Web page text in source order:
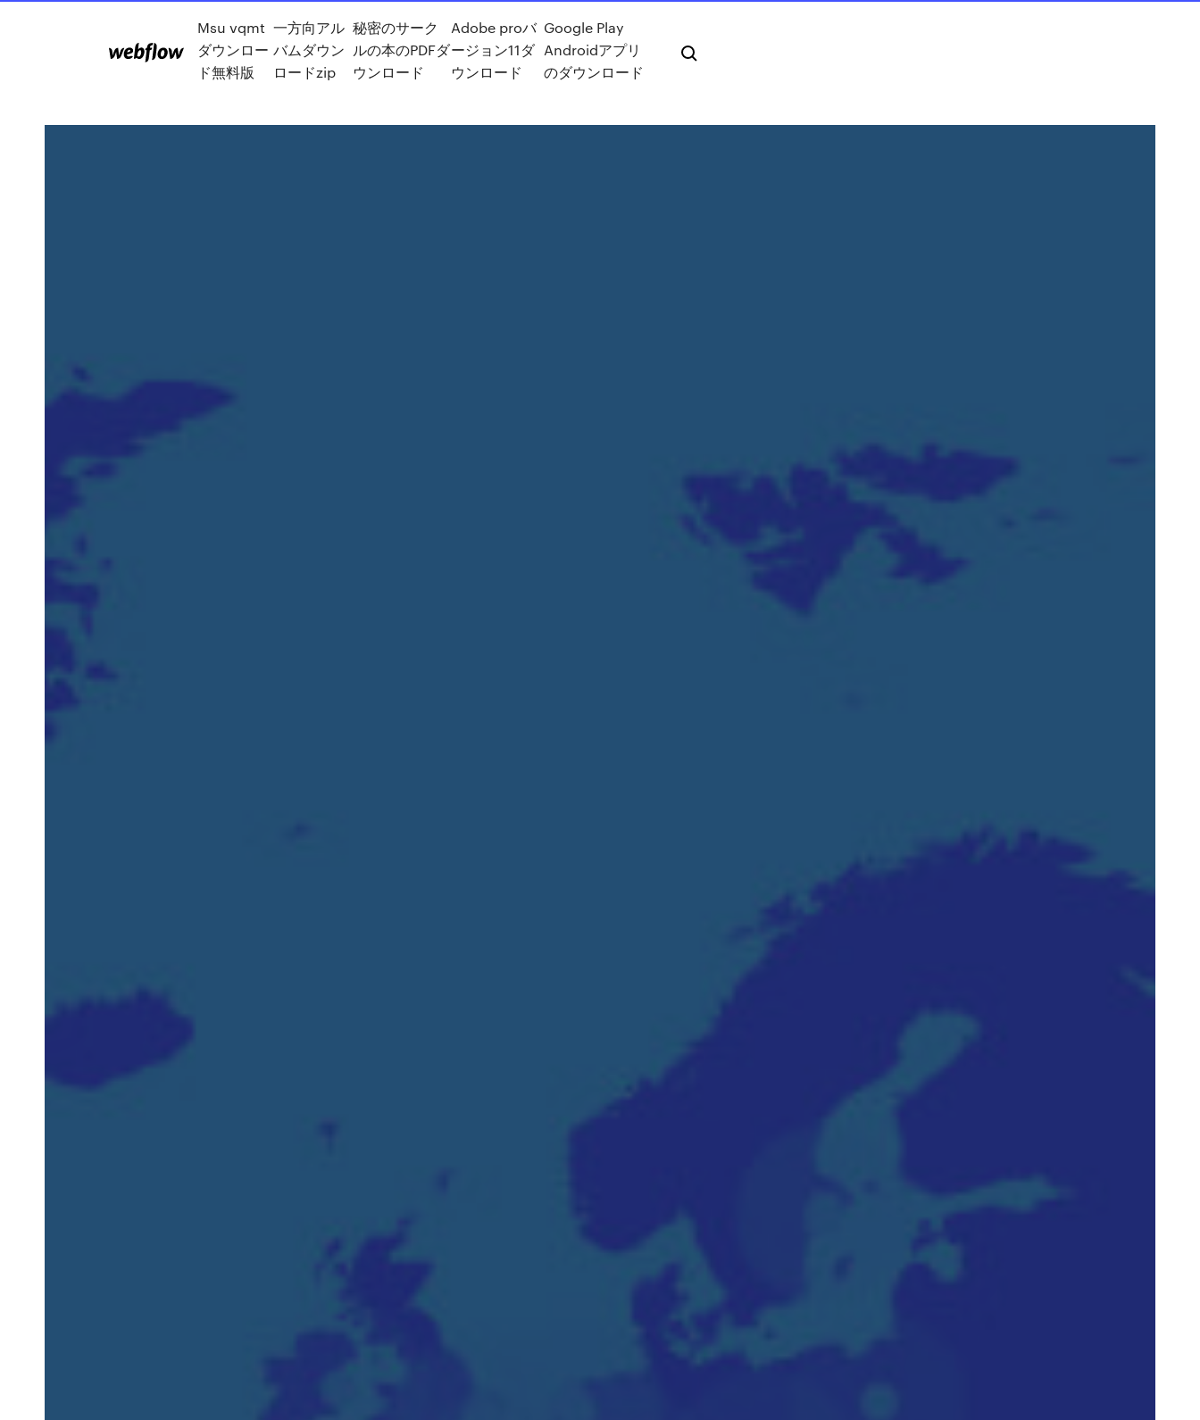
Msu vqmt
ダウンロー
ド無料版
一方向アル
バムダウン
ロードzip
秘密のサーク
ルの本のPDFダ
ウンロード
Adobe proバ
ージョン11ダ
ウンロード
Google Play
Androidアプリ
のダウンロード